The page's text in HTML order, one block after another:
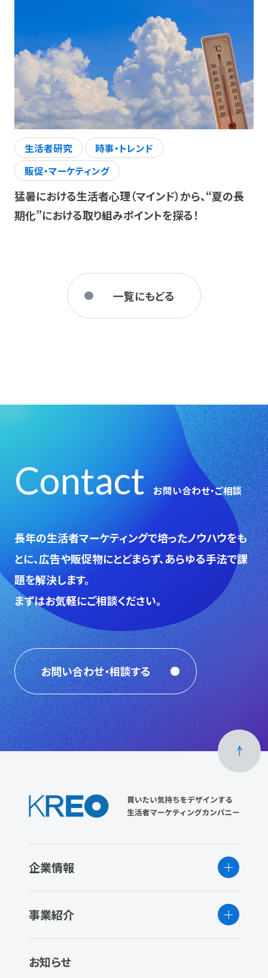
生活者研究
時事・トレンド
販促・マーケティング
猛暑における生活者心理（マインド）から、“夏の長
期化”における取り組みポイントを探る！
一覧にもどる
Contact お問い合わせ・ご相談
⻑年の生活者マーケティングで培ったノウハウをも
とに、広告や販促物にとどまらず、あらゆる手法で課
題を解決します。
まずはお気軽にご相談ください。
お問い合わせ・相談する
企業情報
事業紹介
お知らせ